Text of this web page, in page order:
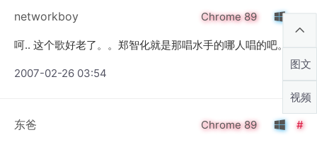
networkboy Chrome 89
呵.. 这个歌好老了。。郑智化就是那唱水手的哪人唱的吧。。
2007-02-26 03:54
东爸 Chrome 89
图文
视频